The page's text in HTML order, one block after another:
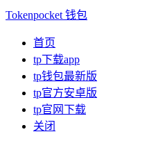
Tokenpocket 钱包
首页
tp下载app
tp钱包最新版
tp官方安卓版
tp官网下载
关闭